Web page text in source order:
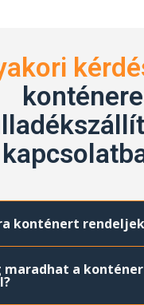
konténert
maradhat a